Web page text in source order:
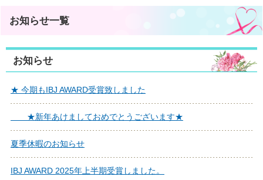
お知らせ一覧
お知らせ
★ 今期もIBJ AWARD受賞致しました
★新年あけましておめでとうございます★
夏季休暇のお知らせ
IBJ AWARD 2025年上半期受賞しました。